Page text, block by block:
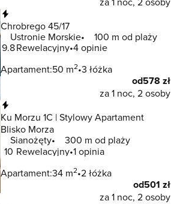
Chrobrego 45/17
Ustronie Morskie
100 m od plaży
9.8Rewelacyjny 4 opinie
Apartament:50 m2 3 łóżka
od578 zł
za 1 noc, 2 osoby
Ku Morzu 1C | Stylowy Apartament
Blisko Morza
Sianożęty
300 m od plaży
10 Rewelacyjny 1 opinia
Apartament:34 m2 2 łóżka
od501 zł
za 1 noc, 2 osoby